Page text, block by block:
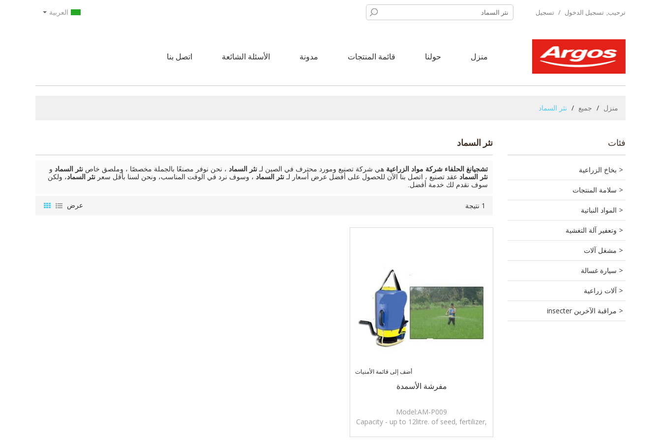
ترحيب, تسجيل الدخول / تسجيل العربية
منزل حولنا قائمة المنتجات مدونة الأسئلة الشائعة اتصل بنا
منزل / جميع / نثر السماد
فئات
بخاخ الزراعية
سلامة المنتجات
المواد النباتية
وتعفير آلة التغشية
مشغل آلات
سيارة غسالة
آلات زراعية
مراقبة الآخرين insecter
نثر السماد
تشجيانغ الحلفاء شركة مواد الزراعية هي شركة تصنيع ومورد محترف في الصين لـ نثر السماد ، نحن نوفر مصنعًا بالجملة مخصصًا ، وملصق خاص نثر السماد و
نثر السماد عقد تصنيع ، اتصل بنا الآن للحصول على أفضل عرض أسعار لـ نثر السماد ، وسوف نرد في الوقت المناسب، ونحن لسنا بأقل سعر نثر السماد، ولكن
سوف نقدم لك خدمة أفضل.
1 نتيجة عرض
أضف إلى قائمة الأمنيات
مفرشة الأسمدة
Model:AM-P009
Capacity - up to 12litre. of seed, fertilizer,